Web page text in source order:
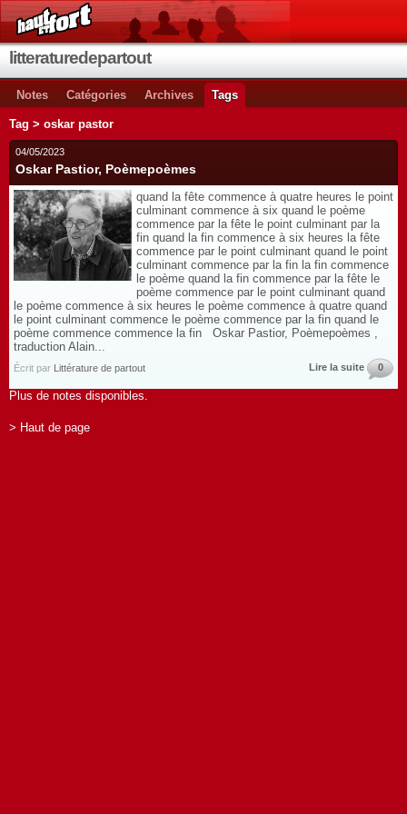
litteraturedepartout
Notes Catégories Archives Tags
Tag > oskar pastor
04/05/2023
Oskar Pastior, Poèmepoèmes
quand la fête commence à quatre heures le point
culminant commence à six quand le poème
commence par la fête le point culminant par la
fin quand la fin commence à six heures la fête
commence par le point culminant quand le point
culminant commence par la fin la fin commence
le poème quand la fin commence par la fête le
poème commence par le point culminant quand
le poème commence à six heures le poème commence à quatre quand
le point culminant commence le poème commence par la fin quand le
poème commence commence la fin Oskar Pastior, Poèmepoèmes ,
traduction Alain...
Écrit par Littérature de partout Lire la suite 0
Plus de notes disponibles.
> Haut de page